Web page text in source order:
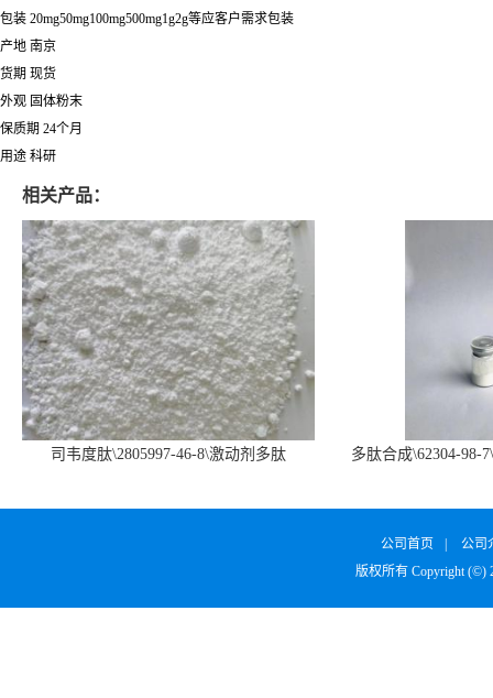
包装 20mg50mg100mg500mg1g2g等应客户需求包装
产地 南京
货期 现货
外观 固体粉末
保质期 24个月
用途 科研
相关产品：
司韦度肽\2805997-46-8\激动剂多肽
多肽合成\62304-98-
公司首页
公司
版权所有 Copyright (©)